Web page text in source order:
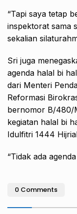
“Tapi saya tetap
inspektorat sama
sekalian
Sri juga
agenda halal bi
dari Menteri
Reformasi
bernomor B/480/
kegiatan halal bi
Idulfitri 1444
“Tidak ada
0 Comments